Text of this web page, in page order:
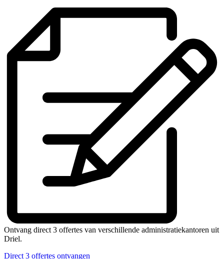
Ontvang direct 3 offertes van verschillende administratiekantoren uit
Driel.
Direct 3 offertes ontvangen